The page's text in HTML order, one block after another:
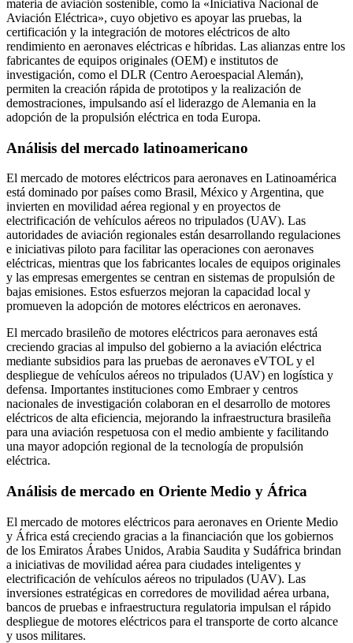
materia de aviación sostenible, como la «Iniciativa Nacional de
Aviación Eléctrica», cuyo objetivo es apoyar las pruebas, la
certificación y la integración de motores eléctricos de alto
rendimiento en aeronaves eléctricas e híbridas. Las alianzas entre los
fabricantes de equipos originales (OEM) e institutos de
investigación, como el DLR (Centro Aeroespacial Alemán),
permiten la creación rápida de prototipos y la realización de
demostraciones, impulsando así el liderazgo de Alemania en la
adopción de la propulsión eléctrica en toda Europa.
Análisis del mercado latinoamericano
El mercado de motores eléctricos para aeronaves en Latinoamérica
está dominado por países como Brasil, México y Argentina, que
invierten en movilidad aérea regional y en proyectos de
electrificación de vehículos aéreos no tripulados (UAV). Las
autoridades de aviación regionales están desarrollando regulaciones
e iniciativas piloto para facilitar las operaciones con aeronaves
eléctricas, mientras que los fabricantes locales de equipos originales
y las empresas emergentes se centran en sistemas de propulsión de
bajas emisiones. Estos esfuerzos mejoran la capacidad local y
promueven la adopción de motores eléctricos en aeronaves.
El mercado brasileño de motores eléctricos para aeronaves está
creciendo gracias al impulso del gobierno a la aviación eléctrica
mediante subsidios para las pruebas de aeronaves eVTOL y el
despliegue de vehículos aéreos no tripulados (UAV) en logística y
defensa. Importantes instituciones como Embraer y centros
nacionales de investigación colaboran en el desarrollo de motores
eléctricos de alta eficiencia, mejorando la infraestructura brasileña
para una aviación respetuosa con el medio ambiente y facilitando
una mayor adopción regional de la tecnología de propulsión
eléctrica.
Análisis de mercado en Oriente Medio y África
El mercado de motores eléctricos para aeronaves en Oriente Medio
y África está creciendo gracias a la financiación que los gobiernos
de los Emiratos Árabes Unidos, Arabia Saudita y Sudáfrica brindan
a iniciativas de movilidad aérea para ciudades inteligentes y
electrificación de vehículos aéreos no tripulados (UAV). Las
inversiones estratégicas en corredores de movilidad aérea urbana,
bancos de pruebas e infraestructura regulatoria impulsan el rápido
despliegue de motores eléctricos para el transporte de corto alcance
y usos militares.